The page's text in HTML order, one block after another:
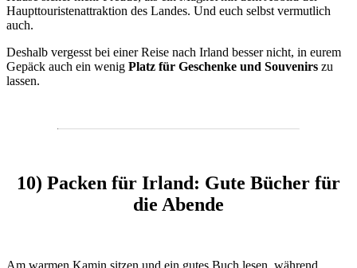
Haupttouristenattraktion des Landes. Und euch selbst vermutlich
auch.
Deshalb vergesst bei einer Reise nach Irland besser nicht, in eurem
Gepäck auch ein wenig Platz für Geschenke und Souvenirs zu
lassen.
10) Packen für Irland: Gute Bücher für
die Abende